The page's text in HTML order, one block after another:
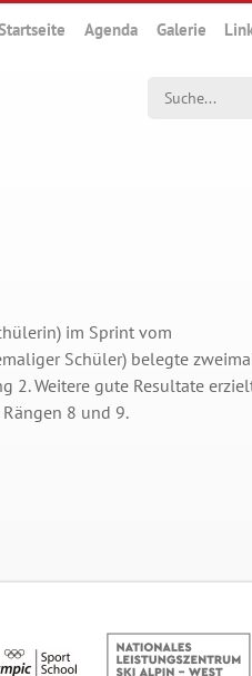
Agenda Galerie
im Sprint vom
Schüler) belegte
2. Weitere gute Resultate
8 und 9.